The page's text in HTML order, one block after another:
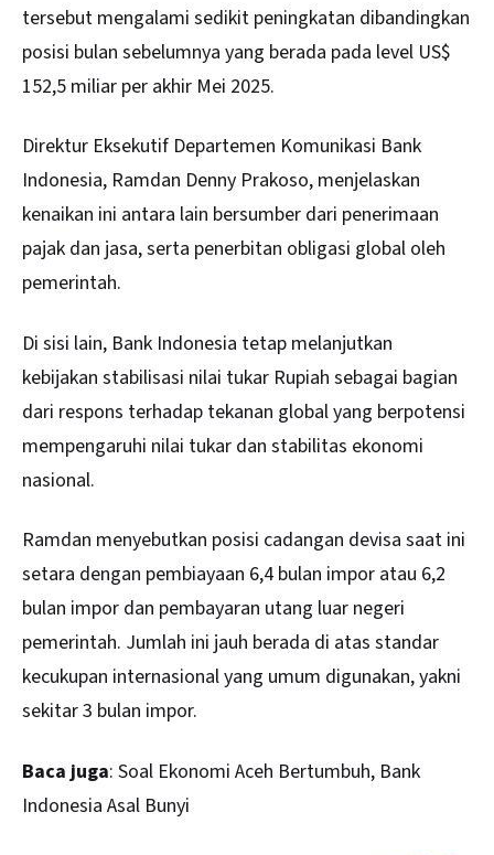
tersebut mengalami sedikit peningkatan dibandingkan
posisi bulan sebelumnya yang berada pada level US$
152,5 miliar per akhir Mei 2025.
Direktur Eksekutif Departemen Komunikasi Bank
Indonesia, Ramdan Denny Prakoso, menjelaskan
kenaikan ini antara lain bersumber dari penerimaan
pajak dan jasa, serta penerbitan obligasi global oleh
pemerintah.
Di sisi lain, Bank Indonesia tetap melanjutkan
kebijakan stabilisasi nilai tukar Rupiah sebagai bagian
dari respons terhadap tekanan global yang berpotensi
mempengaruhi nilai tukar dan stabilitas ekonomi
nasional.
Ramdan menyebutkan posisi cadangan devisa saat ini
setara dengan pembiayaan 6,4 bulan impor atau 6,2
bulan impor dan pembayaran utang luar negeri
pemerintah. Jumlah ini jauh berada di atas standar
kecukupan internasional yang umum digunakan, yakni
sekitar 3 bulan impor.
Baca juga: Soal Ekonomi Aceh Bertumbuh, Bank
Indonesia Asal Bunyi